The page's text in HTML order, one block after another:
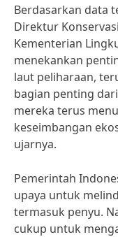
Berdasarkan data
Direktur
Kementerian
menekankan
laut peliharaan,
bagian penting
mereka terus
keseimbangan
ujarnya.
Pemerintah
upaya untuk
termasuk penyu.
cukup untuk